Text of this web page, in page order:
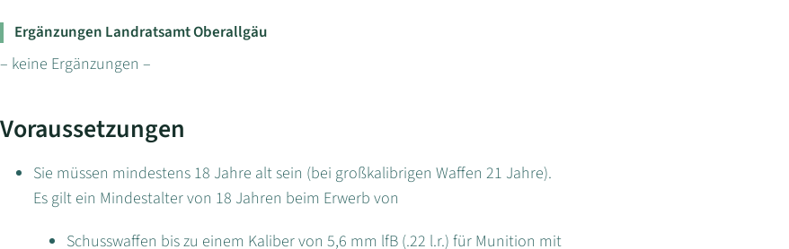
Ergänzungen Landratsamt Oberallgäu
– keine Ergänzungen –
Voraussetzungen
Sie müssen mindestens 18 Jahre alt sein (bei großkalibrigen Waffen 21 Jahre).
Es gilt ein Mindestalter von 18 Jahren beim Erwerb von
Schusswaffen bis zu einem Kaliber von 5,6 mm lfB (.22 l.r.) für Munition mit